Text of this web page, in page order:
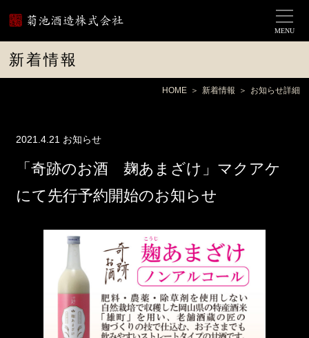
MENU
新着情報
HOME 新着情報 お知らせ詳細
2021.4.21 お知らせ
「奇跡のお酒 麹あまざけ」マクアケ
にて先行予約開始のお知らせ